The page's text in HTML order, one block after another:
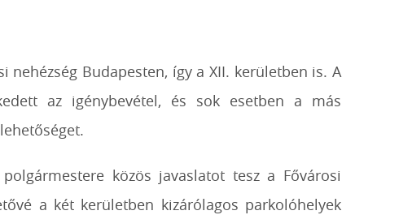
Budapesten, így a XII. kerületben is. A
az igénybevétel, és sok esetben a más
közös javaslatot tesz a Fővárosi
a két kerületben kizárólagos parkolóhelyek